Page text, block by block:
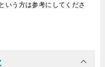
いう方は参考にしてくださ